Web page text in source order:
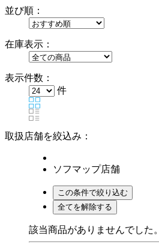
並び順：
在庫表示：
表示件数：
件
取扱店舗を絞込み：
ソフマップ店舗
該当商品がありませんでした。